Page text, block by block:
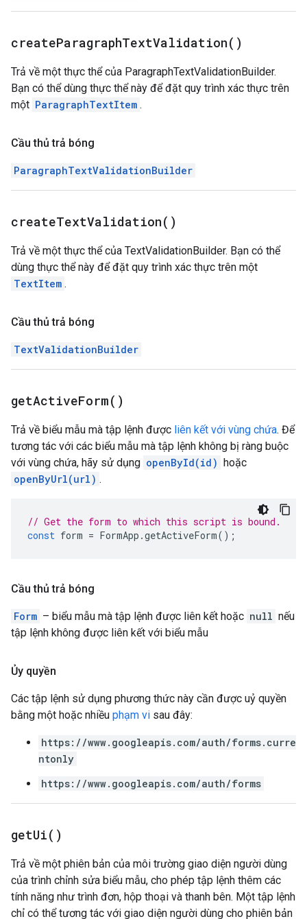
createParagraphTextValidation( )
Trả về một thực thể của ParagraphTextValidationBuilder.
Bạn có thể dùng thực thể này để đặt quy trình xác thực trên
một ParagraphTextItem .
Cầu thủ trả bóng
ParagraphTextValidationBuilder
createTextValidation( )
Trả về một thực thể của TextValidationBuilder. Bạn có thể
dùng thực thể này để đặt quy trình xác thực trên một
TextItem .
Cầu thủ trả bóng
TextValidationBuilder
getActiveForm( )
Trả về biểu mẫu mà tập lệnh được liên kết với vùng chứa. Để
tương tác với các biểu mẫu mà tập lệnh không bị ràng buộc
với vùng chứa, hãy sử dụng openById(id) hoặc
openByUrl(url) .
// Get the form to which this script is bound.
const form = FormApp .getActiveForm();
Cầu thủ trả bóng
Form – biểu mẫu mà tập lệnh được liên kết hoặc null nếu
tập lệnh không được liên kết với biểu mẫu
Ủy quyền
Các tập lệnh sử dụng phương thức này cần được uỷ quyền
bằng một hoặc nhiều phạm vi sau đây:
https://www.googleapis.com/auth/forms.curre
ntonly
https://www.googleapis.com/auth/forms
getUi( )
Trả về một phiên bản của môi trường giao diện người dùng
của trình chỉnh sửa biểu mẫu, cho phép tập lệnh thêm các
tính năng như trình đơn, hộp thoại và thanh bên. Một tập lệnh
chỉ có thể tương tác với giao diện người dùng cho phiên bản